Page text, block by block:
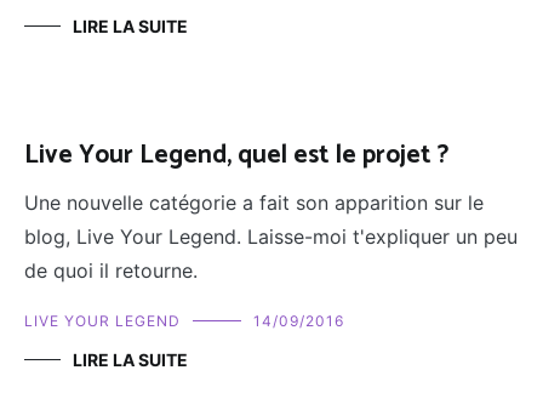
LIRE LA SUITE
Live Your Legend, quel est le projet ?
Une nouvelle catégorie a fait son apparition sur le
blog, Live Your Legend. Laisse-moi t'expliquer un peu
de quoi il retourne.
LIVE YOUR LEGEND 14/09/2016
LIRE LA SUITE